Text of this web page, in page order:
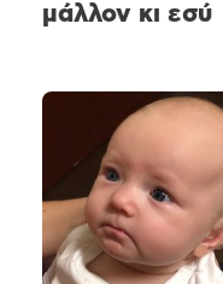
μάλλον κι εσύ